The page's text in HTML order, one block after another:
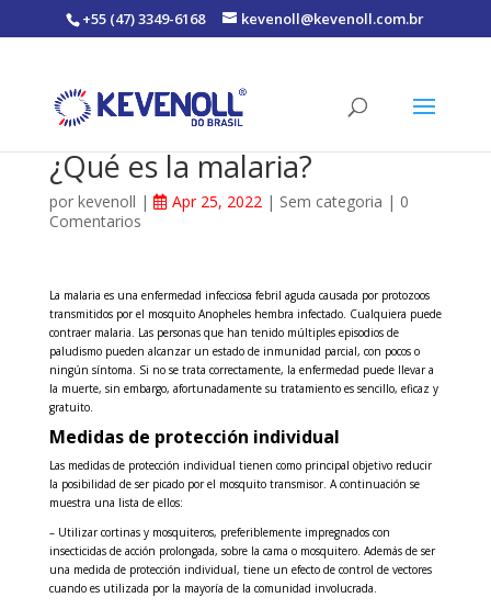
+55 (47) 3349-6168 kevenoll@kevenoll.com.br
¿Qué es la malaria?
por kevenoll | Apr 25, 2022| Sem categoria | 0
Comentarios
La malaria es una enfermedad infecciosa febril aguda causada por protozoos
transmitidos por el mosquito Anopheles hembra infectado. Cualquiera puede
contraer malaria. Las personas que han tenido múltiples episodios de
paludismo pueden alcanzar un estado de inmunidad parcial, con pocos o
ningún síntoma. Si no se trata correctamente, la enfermedad puede llevar a
la muerte, sin embargo, afortunadamente su tratamiento es sencillo, eficaz y
gratuito.
Medidas de protección individual
Las medidas de protección individual tienen como principal objetivo reducir
la posibilidad de ser picado por el mosquito transmisor. A continuación se
muestra una lista de ellos:
– Utilizar cortinas y mosquiteros, preferiblemente impregnados con
insecticidas de acción prolongada, sobre la cama o mosquitero. Además de ser
una medida de protección individual, tiene un efecto de control de vectores
cuando es utilizada por la mayoría de la comunidad involucrada.